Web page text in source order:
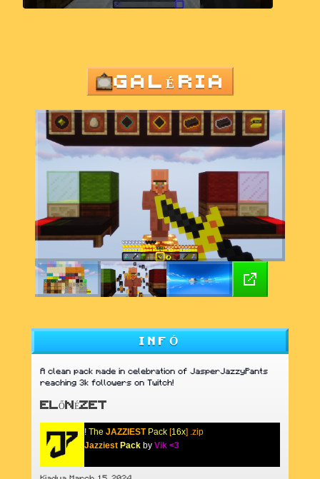
GALÉRIA
INFÓ
A clean pack made in celebration of JasperJazzyPants
reaching 3k followers on Twitch!
ELŐNÉZET
! The JAZZIEST Pack [16x] .zip
Jazziest Pack by Vik <3